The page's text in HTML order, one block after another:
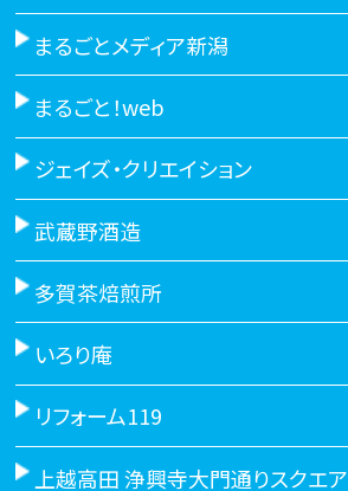
まるごとメディア新潟
まるごと！web
ジェイズ・クリエイション
武蔵野酒造
多賀茶焙煎所
いろり庵
リフォーム119
上越高田 浄興寺大門通りスクエア